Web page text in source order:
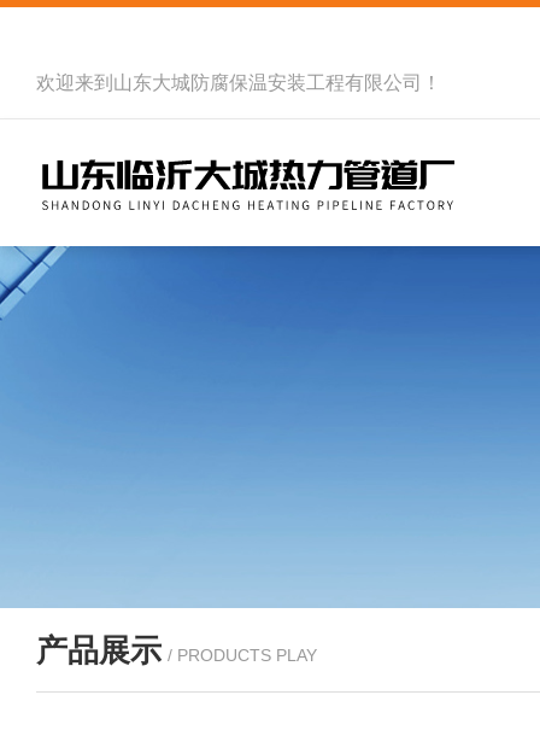
欢迎来到 山东大城防腐保温安装工程有限公司 ！
产品展示 / PRODUCTS PLAY